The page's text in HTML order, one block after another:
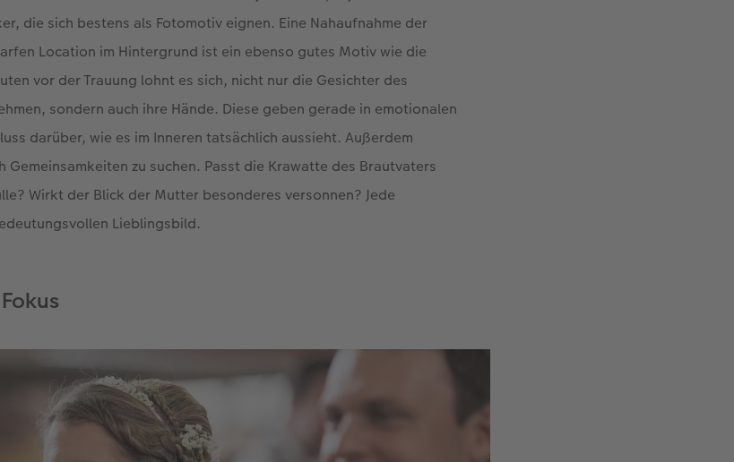
die sich bestens als Fotomotiv eignen. Eine Nahaufnahme der
Location im Hintergrund ist ein ebenso gutes Motiv wie die
vor der Trauung lohnt es sich, nicht nur die Gesichter des
sondern auch ihre Hände. Diese geben gerade in emotionalen
darüber, wie es im Inneren tatsächlich aussieht. Außerdem
Gemeinsamkeiten zu suchen. Passt die Krawatte des Brautvaters
Wirkt der Blick der Mutter besonderes versonnen? Jede
Lieblingsbild.